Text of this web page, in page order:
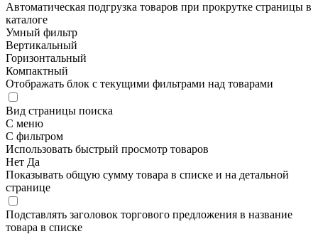
Автоматическая подгрузка товаров при прокрутке страницы в
каталоге
Умный фильтр
Вертикальный
Горизонтальный
Компактный
Отображать блок с текущими фильтрами над товарами
Вид страницы поиска
С меню
С фильтром
Использовать быстрый просмотр товаров
Нет Да
Показывать общую сумму товара в списке и на детальной
странице
Подставлять заголовок торгового предложения в название
товара в списке